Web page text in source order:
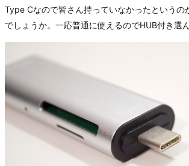
Type Cなので皆さん持っていなかったというの
でしょうか。一応普通に使えるのでHUB付き選